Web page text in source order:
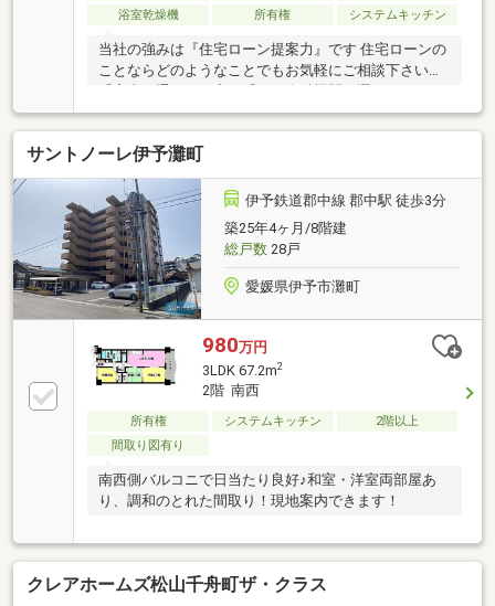
浴室乾燥機
所有権 システムキッチン
当社の強みは『住宅ローン提案力』です 住宅ローンの
ことならどのようなことでもお気軽にご相談下さい。
分からない」「住宅ローン商品の選び方が分からな
い」「車のローンがあるけど大丈夫？」「年齢がネッ
クになっている」皆様のご不安やお悩みを一緒に解決
します！もちろん強引な営業は行いません。公平中立
な立場でお客様に合った金融機関をご提案させていた
だきます。
サントノーレ伊予灘町
伊予鉄道郡中線 郡中駅 徒歩3分
築25年4ヶ月/8階建
総戸数28戸
愛媛県伊予市灘町
980万円
3LDK 67.2m2
2階 南西
所有権 システムキッチン
2階以上
間取り図有り
南西側バルコニで日当たり良好♪和室・洋室両部屋あ
り、調和のとれた間取り！現地案内できます！
クレアホームズ松山千舟町ザ・クラス